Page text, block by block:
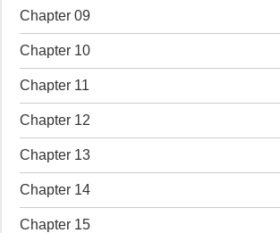
Chapter 09
Chapter 10
Chapter 11
Chapter 12
Chapter 13
Chapter 14
Chapter 15